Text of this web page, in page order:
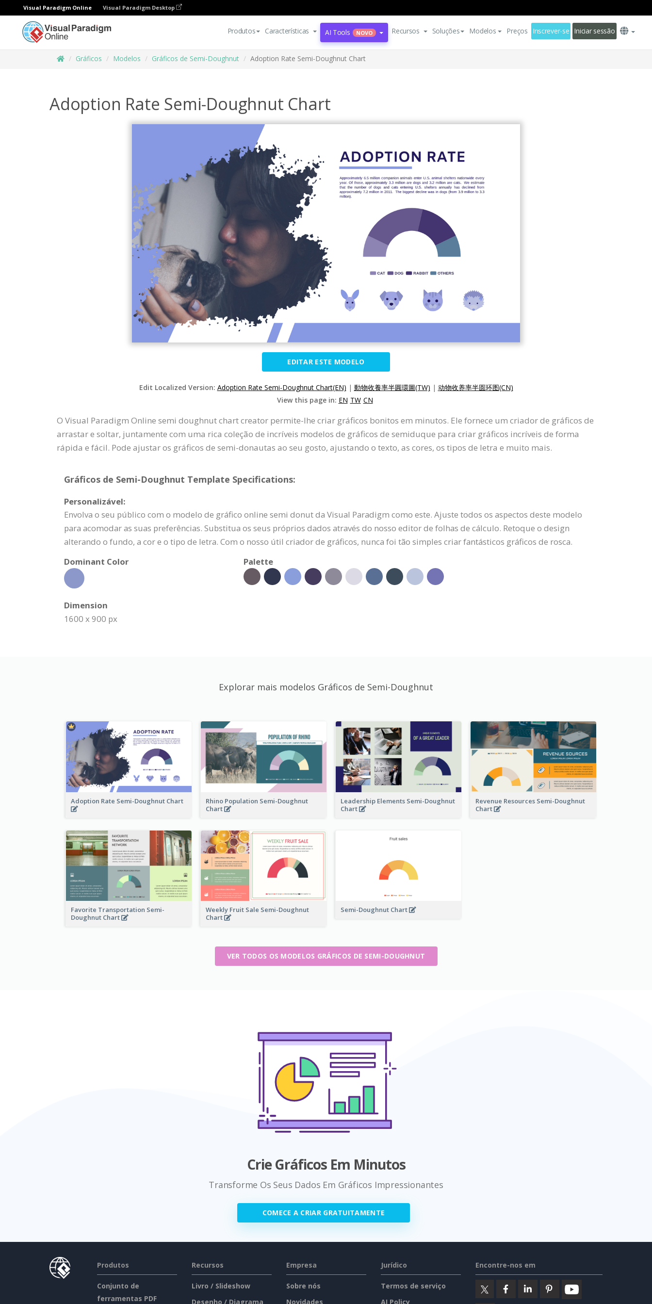
Visual Paradigm Online Visual Paradigm Desktop
Produtos Características AI Tools NOVO Recursos Soluções Modelos Preços Inscrever-se Iniciar sessão
Gráficos Modelos Gráficos de Semi-Doughnut Adoption Rate Semi-Doughnut Chart
Adoption Rate Semi-Doughnut Chart
EDITAR ESTE MODELO
Edit Localized Version: Adoption Rate Semi-Doughnut Chart(EN) | 動物收養率半圓環圖(TW) | 动物收养率半圆环图(CN)
View this page in: EN TW CN
O Visual Paradigm Online semi doughnut chart creator permite-lhe criar gráficos bonitos em minutos. Ele fornece um criador de gráficos de
arrastar e soltar, juntamente com uma rica coleção de incríveis modelos de gráficos de semiduque para criar gráficos incríveis de forma
rápida e fácil. Pode ajustar os gráficos de semi-donautas ao seu gosto, ajustando o texto, as cores, os tipos de letra e muito mais.
Gráficos de Semi-Doughnut Template Specifications:
Personalizável:
Envolva o seu público com o modelo de gráfico online semi donut da Visual Paradigm como este. Ajuste todos os aspectos deste modelo
para acomodar as suas preferências. Substitua os seus próprios dados através do nosso editor de folhas de cálculo. Retoque o design
alterando o fundo, a cor e o tipo de letra. Com o nosso útil criador de gráficos, nunca foi tão simples criar fantásticos gráficos de rosca.
Dominant Color
Palette
Dimension
1600 x 900 px
Explorar mais modelos Gráficos de Semi-Doughnut
Adoption Rate Semi-Doughnut Chart
Rhino Population Semi-Doughnut
Chart
Leadership Elements Semi-Doughnut
Chart
Revenue Resources Semi-Doughnut
Chart
Favorite Transportation Semi-
Doughnut Chart
Weekly Fruit Sale Semi-Doughnut
Chart
Semi-Doughnut Chart
VER TODOS OS MODELOS GRÁFICOS DE SEMI-DOUGHNUT
Crie Gráficos Em Minutos
Transforme Os Seus Dados Em Gráficos Impressionantes
COMECE A CRIAR GRATUITAMENTE
Produtos
Conjunto de
ferramentas PDF
Recursos
Livro / Slideshow
Desenho / Diagrama
Empresa
Sobre nós
Novidades
Jurídico
Termos de serviço
AI Policy
Encontre-nos em